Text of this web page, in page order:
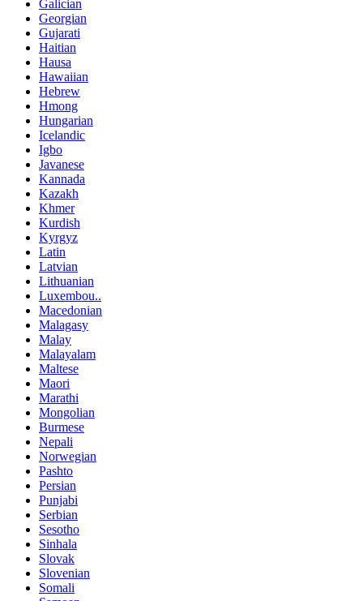
Galician
Georgian
Gujarati
Haitian
Hausa
Hawaiian
Hebrew
Hmong
Hungarian
Icelandic
Igbo
Javanese
Kannada
Kazakh
Khmer
Kurdish
Kyrgyz
Latin
Latvian
Lithuanian
Luxembou..
Macedonian
Malagasy
Malay
Malayalam
Maltese
Maori
Marathi
Mongolian
Burmese
Nepali
Norwegian
Pashto
Persian
Punjabi
Serbian
Sesotho
Sinhala
Slovak
Slovenian
Somali